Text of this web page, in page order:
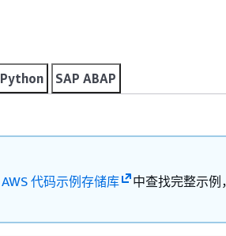
Python SAP ABAP
AWS 代码示例存储库
中查找完整示例